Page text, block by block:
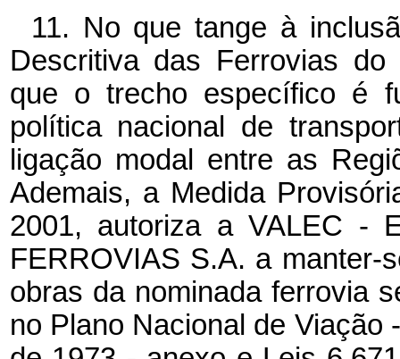
11. No que tange à
Descritiva das Ferrovias
que o trecho específico é
política nacional de
ligação modal entre as
Ademais, a Medida
2001, autoriza a VALEC -
FERROVIAS S.A. a manter-
obras da nominada ferrovia
no Plano Nacional de Viação